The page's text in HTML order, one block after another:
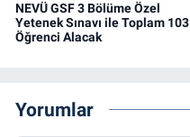
NEVÜ GSF 3 Bölüme Özel
Yetenek Sınavı ile Toplam 103
Öğrenci Alacak
Yorumlar